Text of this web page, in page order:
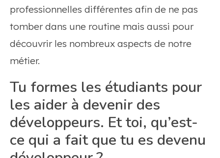
professionnelles différentes afin de ne pas
tomber dans une routine mais aussi pour
découvrir les nombreux aspects de notre
métier.
Tu formes les étudiants pour
les aider à devenir des
développeurs. Et toi, qu’est-
ce qui a fait que tu es devenu